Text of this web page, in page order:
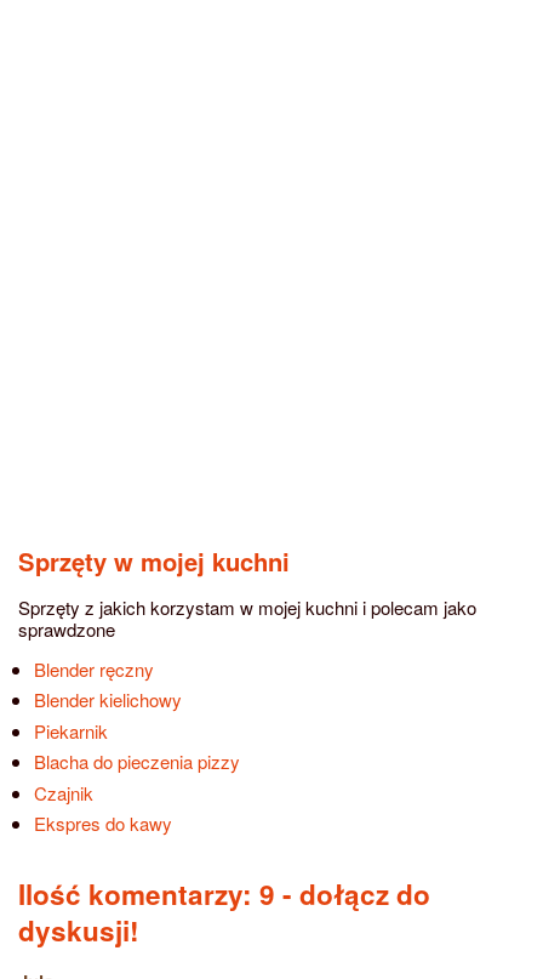
Sprzęty w mojej kuchni
Sprzęty z jakich korzystam w mojej kuchni i polecam jako
sprawdzone
Blender ręczny
Blender kielichowy
Piekarnik
Blacha do pieczenia pizzy
Czajnik
Ekspres do kawy
Ilość komentarzy: 9 - dołącz do
dyskusji!